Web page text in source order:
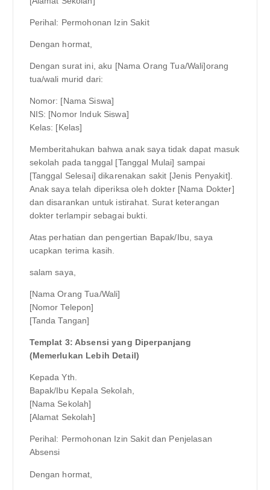
Perihal: Permohonan Izin Sakit
Dengan hormat,
Dengan surat ini, aku [Nama Orang Tua/Wali]orang
tua/wali murid dari:
Nomor: [Nama Siswa]
NIS: [Nomor Induk Siswa]
Kelas: [Kelas]
Memberitahukan bahwa anak saya tidak dapat masuk
sekolah pada tanggal [Tanggal Mulai] sampai
[Tanggal Selesai] dikarenakan sakit [Jenis Penyakit].
Anak saya telah diperiksa oleh dokter [Nama Dokter]
dan disarankan untuk istirahat. Surat keterangan
dokter terlampir sebagai bukti.
Atas perhatian dan pengertian Bapak/Ibu, saya
ucapkan terima kasih.
salam saya,
[Nama Orang Tua/Wali]
[Nomor Telepon]
[Tanda Tangan]
Templat 3: Absensi yang Diperpanjang
(Memerlukan Lebih Detail)
Kepada Yth.
Bapak/Ibu Kepala Sekolah,
[Nama Sekolah]
[Alamat Sekolah]
Perihal: Permohonan Izin Sakit dan Penjelasan
Absensi
Dengan hormat,